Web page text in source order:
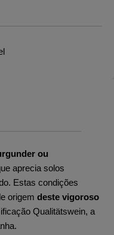
ou
aprecia solos
Estas condições
origem deste vigoroso
Qualitätswein, a